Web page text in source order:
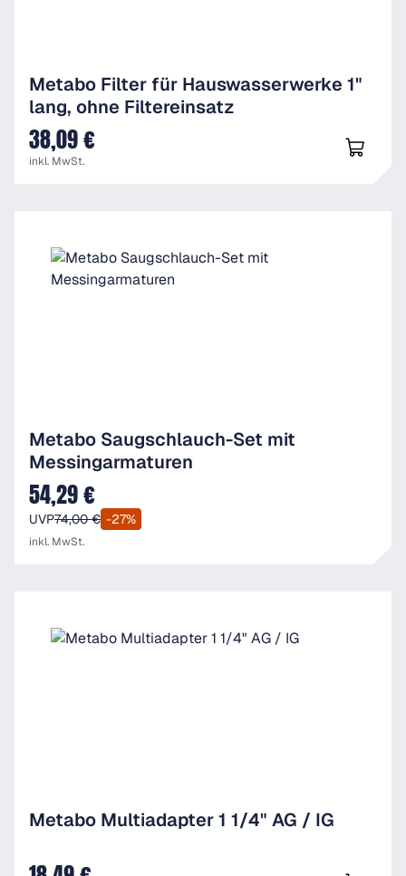
Metabo Filter für Hauswasserwerke 1"
lang, ohne Filtereinsatz
UVP
38,09 €
inkl. MwSt.
Metabo Saugschlauch-Set mit
Messingarmaturen
Verkaufspreis:
54,29 €
UVP74,00 € -27%
inkl. MwSt.
Metabo Multiadapter 1 1/4" AG / IG